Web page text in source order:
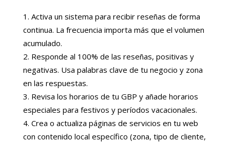
Activa un sistema para recibir reseñas de forma
continua. La frecuencia importa más que el volumen
acumulado.
Responde al 100% de las reseñas, positivas y
negativas. Usa palabras clave de tu negocio y zona
en las respuestas.
Revisa los horarios de tu GBP y añade horarios
especiales para festivos y períodos vacacionales.
Crea o actualiza páginas de servicios en tu web
con contenido local específico (zona, tipo de cliente,